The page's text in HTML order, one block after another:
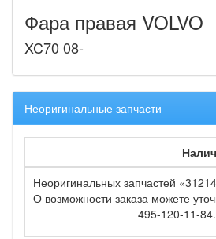
Фара правая VOLVO
XC70 08-
Неоригинальные запчасти
Неоригинальных запчастей
О возможности заказа можете
495-120-11-84.